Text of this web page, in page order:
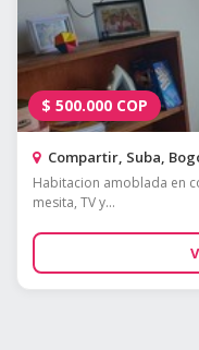
$ 500.000 COP
Compartir, Suba,
Habitacion amoblada en
mesita, TV y...